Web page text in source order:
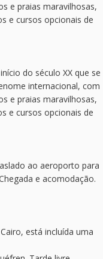
e praias maravilhosas,
e cursos opcionais de
do século XX que se
internacional, com
e praias maravilhosas,
e cursos opcionais de
ao aeroporto para
e acomodação.
está incluída uma